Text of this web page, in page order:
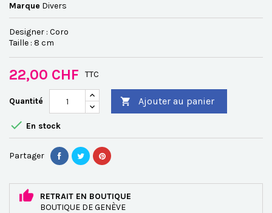
Marque Divers
Designer : Coro
Taille : 8 cm
22,00 CHF TTC
Quantité  Ajouter au panier
 En stock
Partager
RETRAIT EN BOUTIQUE
BOUTIQUE DE GENÈVE